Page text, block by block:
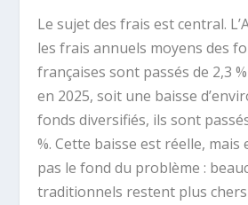
Le sujet des frais est central.
les frais annuels moyens des
françaises sont passés de 2,3
en 2025, soit une baisse
fonds diversifiés, ils sont
%. Cette baisse est réelle, mais
pas le fond du problème :
traditionnels restent plus chers